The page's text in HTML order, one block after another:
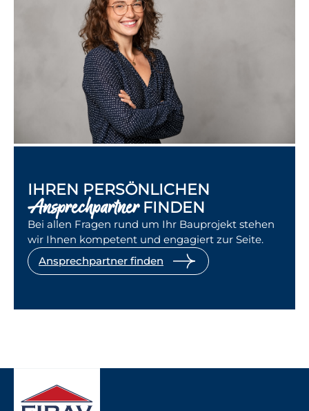
IHREN PERSÖNLICHEN
AnsprechpartnerFINDEN
Bei allen Fragen rund um Ihr Bauprojekt stehen
wir Ihnen kompetent und engagiert zur Seite.
Ansprechpartner finden